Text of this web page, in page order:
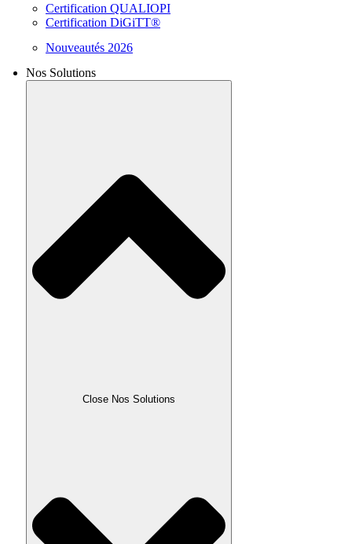
Certification QUALIOPI
Certification DiGiTT®
Nouveautés 2026
Nos Solutions
Close Nos Solutions